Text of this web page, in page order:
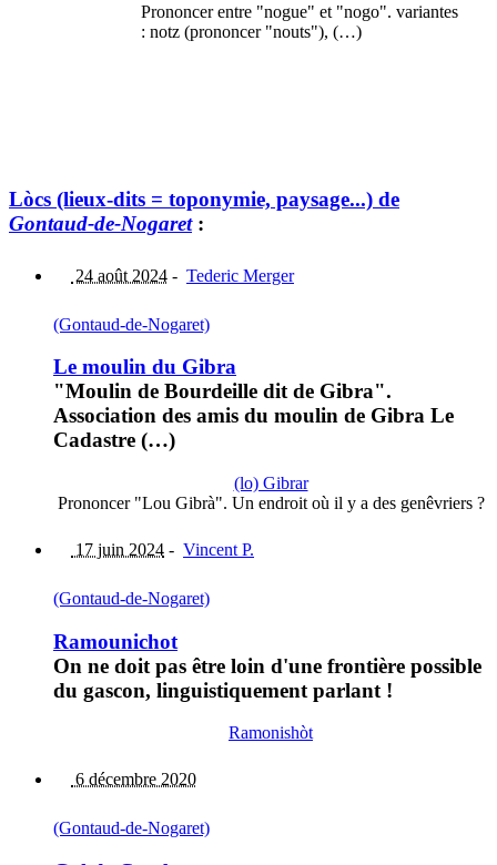
Prononcer entre "nogue" et "nogo". variantes
: notz (prononcer "nouts"), (…)
Lòcs (lieux-dits = toponymie, paysage...) de
Gontaud-de-Nogaret:
24 août 2024 - Tederic Merger
(Gontaud-de-Nogaret)
Le moulin du Gibra
"Moulin de Bourdeille dit de Gibra".
Association des amis du moulin de Gibra Le
Cadastre (…)
(lo) Gibrar
Prononcer "Lou Gibrà". Un endroit où il y a des genêvriers ?
17 juin 2024 - Vincent P.
(Gontaud-de-Nogaret)
Ramounichot
On ne doit pas être loin d'une frontière possible
du gascon, linguistiquement parlant !
Ramonishòt
6 décembre 2020
(Gontaud-de-Nogaret)